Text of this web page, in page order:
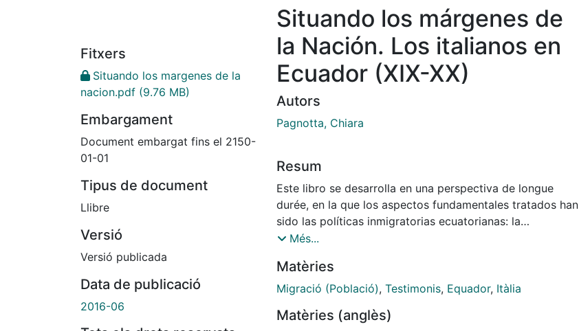
Fitxers
Situando los margenes de la
nacion.pdf (9.76 MB)
Embargament
Document embargat fins el 2150-
01-01
Tipus de document
Llibre
Versió
Versió publicada
Data de publicació
2016-06
Situando los márgenes de
la Nación. Los italianos en
Ecuador (XIX-XX)
Autors
Pagnotta, Chiara
Resum
Este libro se desarrolla en una perspectiva de longue
durée, en la que los aspectos fundamentales tratados han
sido las políticas inmigratorias ecuatorianas: la
inclusión/exclusión de la ciudadanía en Ecuador a través
mostrando sus dinámicas, tal vez contradictorias, durante
un siglo y medio de historia.
Ecuador al interior del contexto histórico, político y
Més...
Matèries
Migració (Població), Testimonis, Equador, Itàlia
Matèries (anglès)